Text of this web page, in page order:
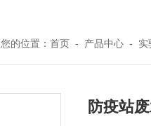
您的位置：首页 - 产品中心 - 实
防疫站